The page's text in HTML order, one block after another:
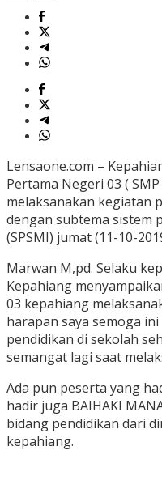
Lensaone.com –
Pertama Negeri 03 (
melaksanakan kegiatan
dengan subtema sistem
(SPSMI) jumat (11-10-
Marwan M,pd. Selaku
Kepahiang
03 kepahiang
harapan saya semoga
pendidikan di sekolah
semangat lagi saat
Ada pun peserta yang
hadir juga BAIHAKI
bidang pendidikan dari
kepahiang.